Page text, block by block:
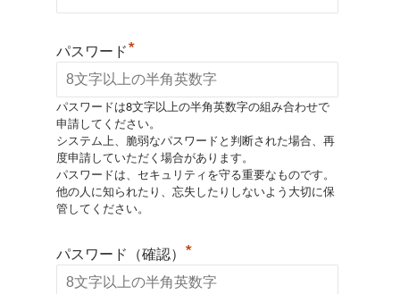
パスワード*
パスワードは8文字以上の半角英数字の組み合わせで
申請してください。
システム上、脆弱なパスワードと判断された場合、再
度申請していただく場合があります。
パスワードは、セキュリティを守る重要なものです。
他の人に知られたり、忘失したりしないよう大切に保
管してください。
パスワード（確認） *